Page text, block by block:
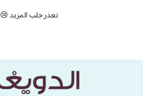
تعذر جلب المزيد 😢